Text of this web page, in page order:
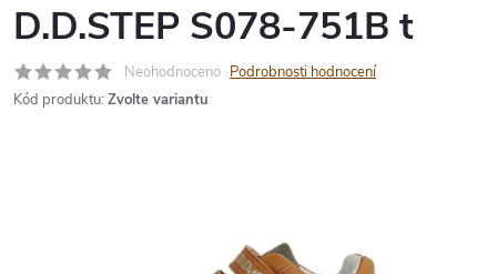
D.D.STEP S078-751B t
Neohodnoceno Podrobnosti hodnocení
Kód produktu: Zvolte variantu